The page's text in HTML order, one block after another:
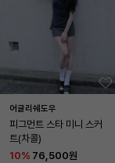
어글리쉐도우
피그먼트 스타 미니 스커
트(차콜)
10% 76,500원